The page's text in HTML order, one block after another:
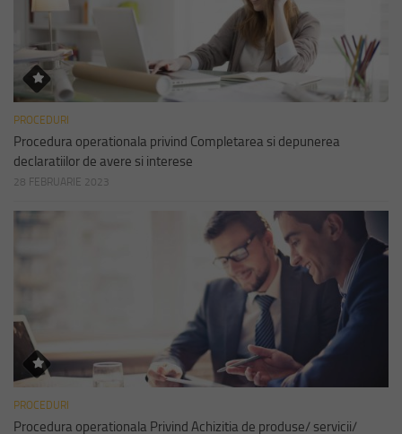
PROCEDURI
Procedura operationala privind Completarea si depunerea
declaratiilor de avere si interese
28 FEBRUARIE 2023
PROCEDURI
Procedura operationala Privind Achizitia de produse/ servicii/